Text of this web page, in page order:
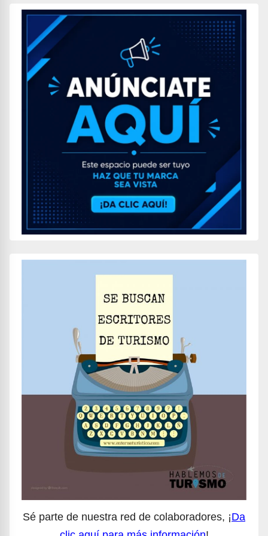
Sé parte de nuestra red de colaboradores, ¡Da